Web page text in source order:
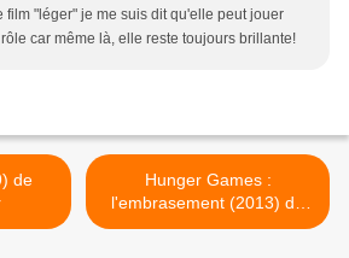
film "léger" je me suis dit qu'elle peut jouer
car même là, elle reste toujours brillante!
Hunger Games :
l'embrasement (2013) de
Francis Lawrence >